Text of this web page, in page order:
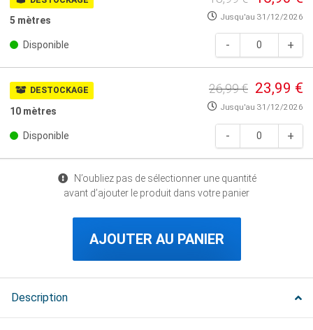
5 mètres Jusqu'au 31/12/2026
Disponible
DESTOCKAGE
10 mètres
26,99 € 23,99 €
Jusqu'au 31/12/2026
Disponible
N’oubliez pas de sélectionner une quantité
avant d’ajouter le produit dans votre panier
AJOUTER AU PANIER
Description